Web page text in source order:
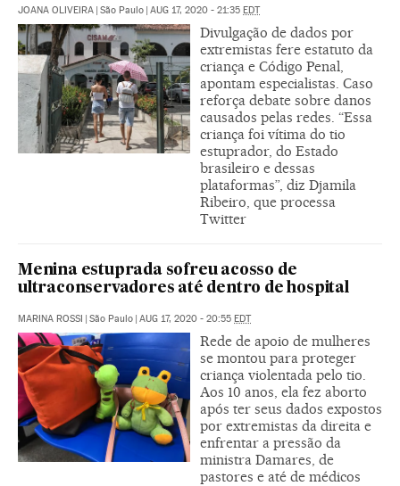
JOANA OLIVEIRA | São Paulo | AUG 17, 2020 - 21:35 EDT
Divulgação de dados por
extremistas fere estatuto da
criança e Código Penal,
apontam especialistas. Caso
reforça debate sobre danos
causados pelas redes. “Essa
criança foi vítima do tio
estuprador, do Estado
brasileiro e dessas
plataformas”, diz Djamila
Ribeiro, que processa
Twitter
Menina estuprada sofreu acosso de
ultraconservadores até dentro de hospital
MARINA ROSSI | São Paulo | AUG 17, 2020 - 20:55 EDT
Rede de apoio de mulheres
se montou para proteger
criança violentada pelo tio.
Aos 10 anos, ela fez aborto
após ter seus dados expostos
por extremistas da direita e
enfrentar a pressão da
ministra Damares, de
pastores e até de médicos